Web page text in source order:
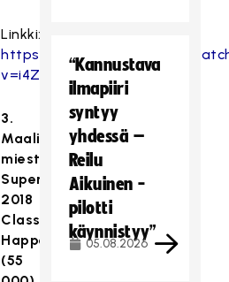
Linkki:
https://www.youtube.com/
v=i4ZymgtGZCk
3.
Maalikooste:
miesten
Superfinaali
2018
Classic–
Happee
(55
“Kannustava
ilmapiiri
syntyy
yhdessä –
Reilu
Aikuinen -
pilotti
käynnistyy”
05.08.2026